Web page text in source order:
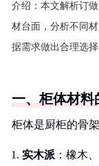
介绍： 本文解析订
材台面，分析不同
据需求做出合理选择
一、柜体材料
柜体是厨柜的骨
实木派 ：橡木